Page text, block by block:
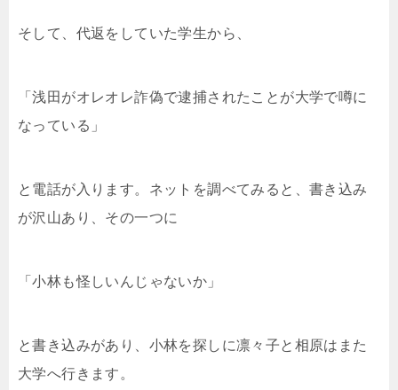
そして、代返をしていた学生から、
「浅田がオレオレ詐偽で逮捕されたことが大学で噂に
なっている」
と電話が入ります。ネットを調べてみると、書き込み
が沢山あり、その一つに
「小林も怪しいんじゃないか」
と書き込みがあり、小林を探しに凛々子と相原はまた
大学へ行きます。